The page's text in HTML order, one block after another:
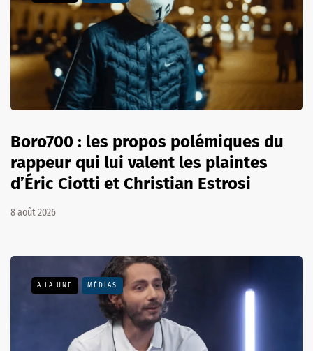
Boro700 : les propos polémiques du
rappeur qui lui valent les plaintes
d’Éric Ciotti et Christian Estrosi
8 août 2026
A LA UNE MÉDIAS